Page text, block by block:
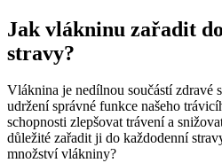
Jak vlákninu zařadit
stravy?
Vláknina je nedílnou součástí zdravé
udržení správné funkce našeho
schopnosti zlepšovat trávení a
důležité zařadit ji do každodenní
množství vlákniny?